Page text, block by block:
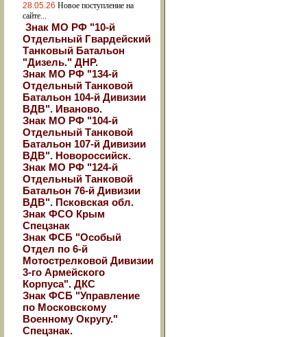
28.05.26 Новое поступление на
сайте...
Знак МО РФ "10-й
Отдельный Гвардейский
Танковый Батальон
"Дизель." ДНР.
Знак МО РФ "134-й
Отдельный Танковой
Батальон 104-й Дивизии
ВДВ". Иваново.
Знак МО РФ "104-й
Отдельный Танковой
Батальон 107-й Дивизии
ВДВ". Новороссийск.
Знак МО РФ "124-й
Отдельный Танковой
Батальон 76-й Дивизии
ВДВ". Псковская обл.
Знак ФСО Крым
Спецзнак
Знак ФСБ "Особый
Отдел по 6-й
Мотострелковой Дивизии
3-го Армейского
Корпуса". ДКС
Знак ФСБ "Управление
по Московскому
Военному Округу."
Спецзнак.